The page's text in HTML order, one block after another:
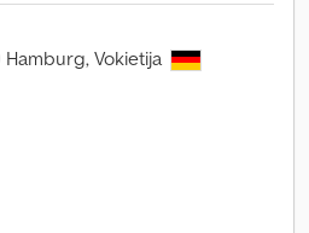
Hamburg, Vokietija